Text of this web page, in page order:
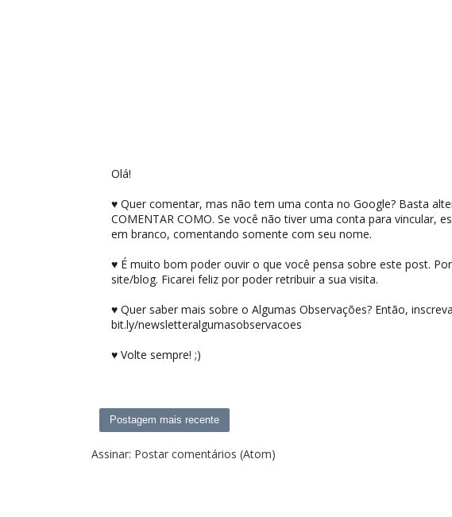
Olá!
♥ Quer comentar, mas não tem uma conta no Google? Basta
COMENTAR COMO. Se você não tiver uma conta para vincular,
em branco, comentando somente com seu nome.
♥ É muito bom poder ouvir o que você pensa sobre este post.
site/blog. Ficarei feliz por poder retribuir a sua visita.
♥ Quer saber mais sobre o Algumas Observações? Então,
bit.ly/newsletteralgumasobservacoes
♥ Volte sempre! ;)
Postagem mais recente
Assinar: Postar comentários (Atom)